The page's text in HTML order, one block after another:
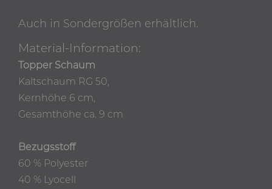
Auch in Sondergrößen erhältlich.
Material-Information:
Topper Schaum
Kaltschaum RG 50,
Kernhöhe 6 cm,
Gesamthöhe ca. 9 cm
Bezugsstoff
60 % Polyester
40 % Lyocell